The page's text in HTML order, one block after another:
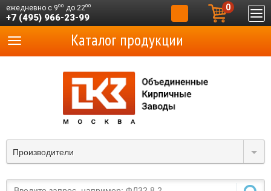
ежедневно с 900 до 2200
+7 (495) 966-23-99
0
Производители
Каталог продукции